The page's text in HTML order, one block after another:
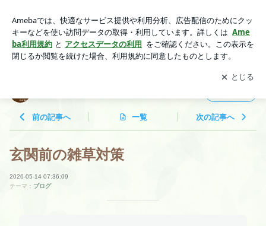
アプリをダウンロードして ブログの更新通知
を受け取りまし
ょう。
開く
前の記事へ 一覧 次の記事へ
玄関前の雑草対策
2026-05-14 07:36:09
テーマ： ブログ